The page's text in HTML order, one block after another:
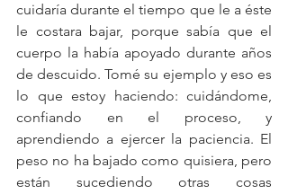
cuidaría durante el tiempo que le a éste
le costara bajar, porque sabía que el
cuerpo la había apoyado durante años
de descuido. Tomé su ejemplo y eso es
lo que estoy haciendo: cuidándome,
confiando en el proceso, y
aprendiendo a ejercer la paciencia. El
peso no ha bajado como quisiera, pero
están sucediendo otras cosas